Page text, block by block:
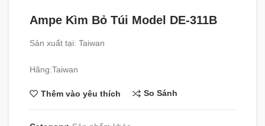
Ampe Kìm Bỏ Túi Model DE-311B
Sản xuất tại: Taiwan
Hãng:Taiwan
Thêm vào yêu thích So Sánh